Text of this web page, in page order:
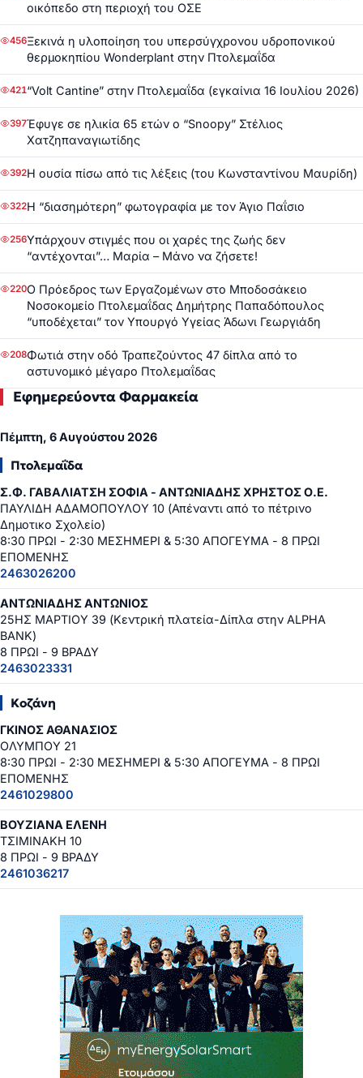
οικόπεδο στη περιοχή του ΟΣΕ
456Ξεκινά η υλοποίηση του υπερσύγχρονου υδροπονικού
θερμοκηπίου Wonderplant στην Πτολεμαΐδα
421“Volt Cantine” στην Πτολεμαΐδα (εγκαίνια 16 Ιουλίου 2026)
397Έφυγε σε ηλικία 65 ετών ο “Snoopy” Στέλιος
Χατζηπαναγιωτίδης
392Η ουσία πίσω από τις λέξεις (του Κωνσταντίνου Μαυρίδη)
322Η “διασημότερη” φωτογραφία με τον Άγιο Παΐσιο
256Υπάρχουν στιγμές που οι χαρές της ζωής δεν
“αντέχονται”… Μαρία – Μάνο να ζήσετε!
220Ο Πρόεδρος των Εργαζομένων στο Μποδοσάκειο
Νοσοκομείο Πτολεμαΐδας Δημήτρης Παπαδόπουλος
“υποδέχεται” τον Υπουργό Υγείας Άδωνι Γεωργιάδη
208Φωτιά στην οδό Τραπεζούντος 47 δίπλα από το
αστυνομικό μέγαρο Πτολεμαΐδας
Εφημερεύοντα Φαρμακεία
Πέμπτη, 6 Αυγούστου 2026
Πτολεμαΐδα
Σ.Φ. ΓΑΒΑΛΙΑΤΣΗ ΣΟΦΙΑ - ΑΝΤΩΝΙΑΔΗΣ ΧΡΗΣΤΟΣ Ο.Ε.
ΠΑΥΛΙΔΗ ΑΔΑΜΟΠΟΥΛΟΥ 10 (Απέναντι από το πέτρινο
Δημοτικο Σχολείο)
8:30 ΠΡΩΙ - 2:30 ΜΕΣΗΜΕΡΙ & 5:30 ΑΠΟΓΕΥΜΑ - 8 ΠΡΩΙ
ΕΠΟΜΕΝΗΣ
2463026200
ΑΝΤΩΝΙΑΔΗΣ ΑΝΤΩΝΙΟΣ
25ΗΣ ΜΑΡΤΙΟΥ 39 (Κεντρική πλατεία-Δίπλα στην ALPHA
BANK)
8 ΠΡΩΙ - 9 ΒΡΑΔΥ
2463023331
Κοζάνη
ΓΚΙΝΟΣ ΑΘΑΝΑΣΙΟΣ
ΟΛΥΜΠΟΥ 21
8:30 ΠΡΩΙ - 2:30 ΜΕΣΗΜΕΡΙ & 5:30 ΑΠΟΓΕΥΜΑ - 8 ΠΡΩΙ
ΕΠΟΜΕΝΗΣ
2461029800
ΒΟΥΖΙΑΝΑ ΕΛΕΝΗ
ΤΣΙΜΙΝΑΚΗ 10
8 ΠΡΩΙ - 9 ΒΡΑΔΥ
2461036217